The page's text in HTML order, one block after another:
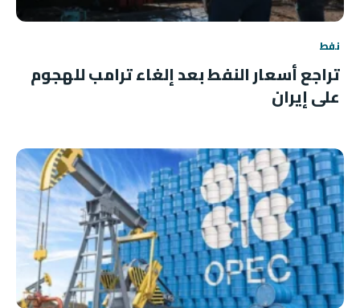
نفط
تراجع أسعار النفط بعد إلغاء ترامب للهجوم
على إيران